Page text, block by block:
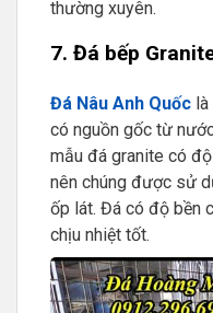
thường xuyên.
7. Đá bếp
Đá Nâu Anh Quốc
có nguồn gốc từ
mẫu đá granite có
nên chúng được sử
ốp lát. Đá có độ bền
chịu nhiệt tốt.